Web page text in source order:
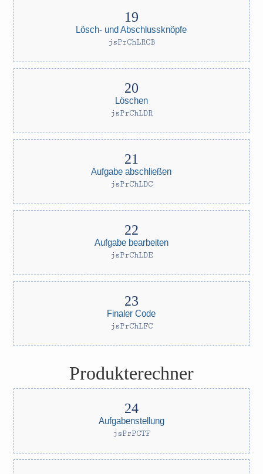
Lösch- und Abschlussknöpfe
jsPrChLRCB
Löschen
jsPrChLDR
Aufgabe abschließen
jsPrChLDC
Aufgabe bearbeiten
jsPrChLDE
Finaler Code
jsPrChLFC
Produkterechner
Aufgabenstellung
jsPrPCTF